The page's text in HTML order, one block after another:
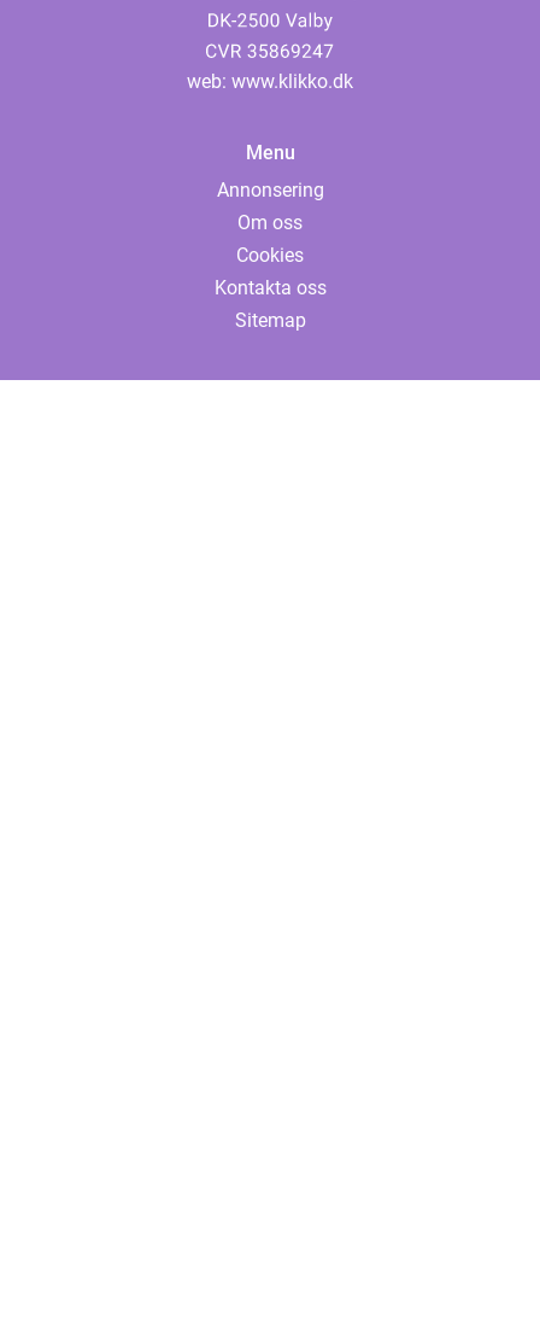
web: www.klikko.dk
Menu
Annonsering
Om oss
Cookies
Kontakta oss
Sitemap